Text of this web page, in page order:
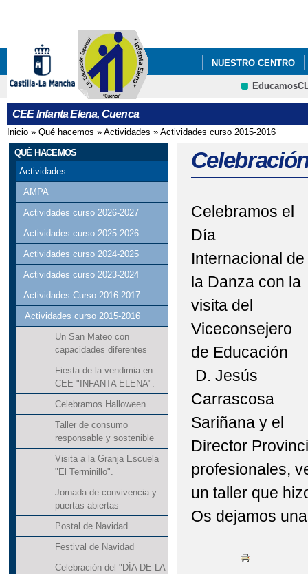
NUESTRO CENTRO
CEE Infanta Elena, Cuenca
Se encuentra usted aquí
Inicio » Qué hacemos » Actividades » Actividades curso 2015-2016
QUÉ HACEMOS
Actividades
AMPA
Actividades curso 2026-2027
Actividades curso 2025-2026
Actividades curso 2024-2025
Actividades curso 2023-2024
Actividades Curso 2016-2017
Actividades curso 2015-2016
Un San Mateo con
capacidades diferentes
Fiesta de la vendimia en
CEE "INFANTA ELENA".
Celebramos Halloween
Taller de consumo
responsable y sostenible
Visita a la Granja Escuela
"El Terminillo".
Jornada de convivencia y
puertas abiertas
Postal de Navidad
Festival de Navidad
Celebración del "DÍA DE LA
Celebramos el
Día
Internacional de
la Danza con la
visita del
Viceconsejero
de Educación
D. Jesús
Carrascosa
Sariñana y el
Director
profesionales,
un taller que
Os dejamos